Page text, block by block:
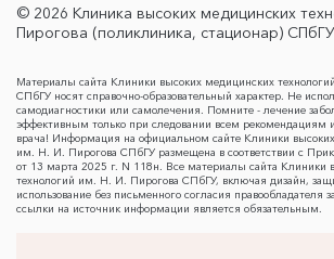
© 2026 Клиника высоких медицинских
Пирогова (поликлиника, стационар) СПбГУ
Материалы сайта Клиники высоких медицинских
СПбГУ носят справочно-образовательный характер. Не
самодиагностики или самолечения. Помните - лечение
эффективным только при следовании всем рекомендациям
врача! Информация на официальном сайте Клиники
им. Н. И. Пирогова СПбГУ размещена в соответствии с
от 13 марта 2025 г. N 118н. Все материалы сайта Клиники
технологий им. Н. И. Пирогова СПбГУ, включая дизайн,
использование без письменного согласия правообладателя
ссылки на источник информации является обязательным.